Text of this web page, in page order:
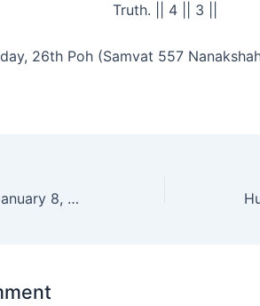
Truth. || 4 || 3 ||
26th Poh (Samvat 557
Hukamnama Sahib – January 8, 2026